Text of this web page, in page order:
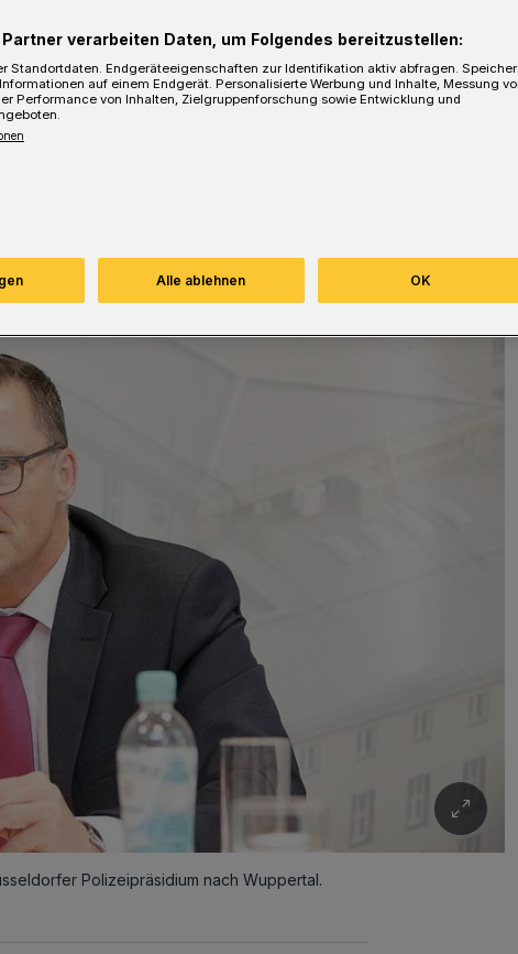
Polizeipräsidium nach Wuppertal.
verarbeiten Daten, um Folgendes bereitzustellen:
Standortdaten. Endgeräteeigenschaften zur Identifikation aktiv abfragen.
auf einem Endgerät. Personalisierte Werbung und Inhalte, Messung
Performance von Inhalten, Zielgruppenforschung sowie Entwicklung und
Alle ablehnen OK